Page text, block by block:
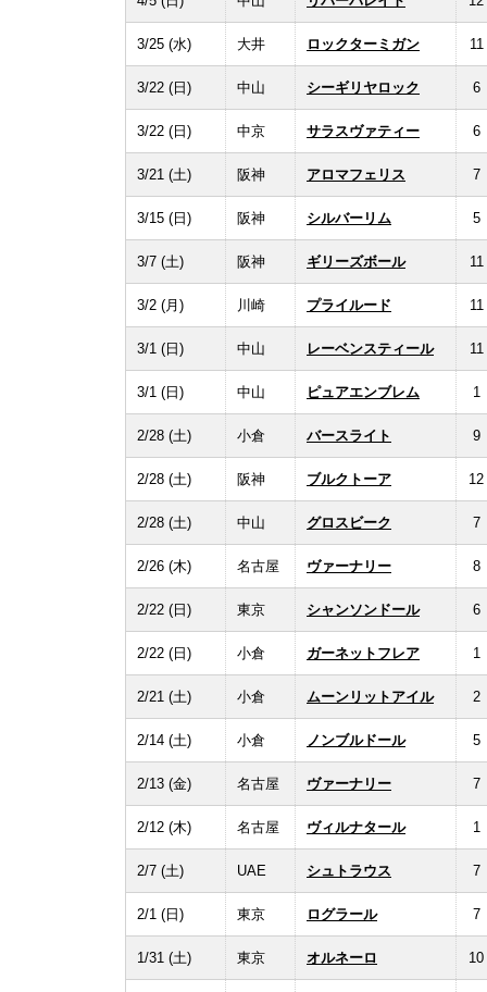
3/25 (水) 大井 ロックターミガン 11
3/22 (日) 中山 シーギリヤロック 6
3/22 (日) 中京 サラスヴァティー 6
3/21 (土) 阪神 アロマフェリス 7
3/15 (日) 阪神 シルバーリム 5
3/7 (土) 阪神 ギリーズボール 11
3/2 (月) 川崎 プライルード 11
3/1 (日) 中山 レーベンスティール 11
3/1 (日) 中山 ピュアエンブレム 1
2/28 (土) 小倉 バースライト 9
2/28 (土) 阪神 ブルクトーア 12
2/28 (土) 中山 グロスビーク 7
2/26 (木) 名古屋 ヴァーナリー 8
2/22 (日) 東京 シャンソンドール 6
2/22 (日) 小倉 ガーネットフレア 1
2/21 (土) 小倉 ムーンリットアイル 2
2/14 (土) 小倉 ノンブルドール 5
2/13 (金) 名古屋 ヴァーナリー 7
2/12 (木) 名古屋 ヴィルナタール 1
2/7 (土) UAE シュトラウス 7
2/1 (日) 東京 ログラール 7
1/31 (土) 東京 オルネーロ 10